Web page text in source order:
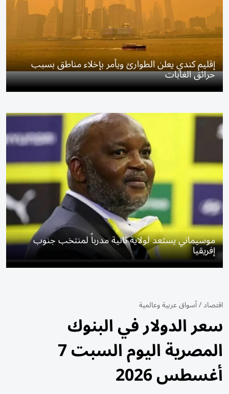
إقليم كندي يعلن الطوارئ ويأمر بإخلاء مناطق بسبب
حرائق الغابات
موسيماني يستعد لولاية ثانية مدرباً لمنتخب جنوب
إفريقيا
اقتصاد/أسواق عربية وعالمية
سعر الدولار في البنوك
المصرية اليوم السبت 7
أغسطس 2026